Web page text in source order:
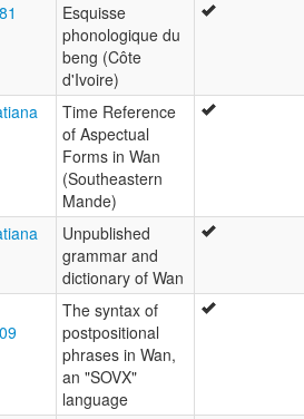
Esquisse
phonologique du
beng (Côte
d'Ivoire)
Time Reference
of Aspectual
Forms in Wan
(Southeastern
Mande)
Unpublished
grammar and
dictionary of Wan
The syntax of
postpositional
phrases in Wan,
an "SOVX"
language